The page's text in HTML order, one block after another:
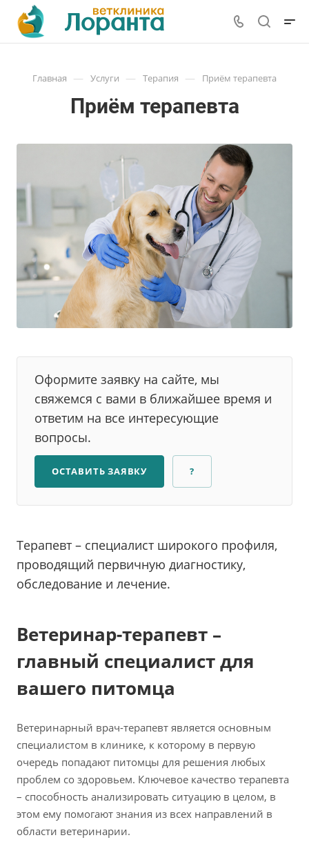
Главная — Услуги — Терапия — Приём терапевта
Приём терапевта
Оформите заявку на сайте, мы
свяжемся с вами в ближайшее время и
ответим на все интересующие
вопросы.
ОСТАВИТЬ ЗАЯВКУ ?
Терапевт – специалист широкого профиля,
проводящий первичную диагностику,
обследование и лечение.
Ветеринар-терапевт –
главный специалист для
вашего питомца
Ветеринарный врач-терапевт является основным
специалистом в клинике, к которому в первую
очередь попадают питомцы для решения любых
проблем со здоровьем. Ключевое качество терапевта
– способность анализировать ситуацию в целом, в
этом ему помогают знания из всех направлений в
области ветеринарии.